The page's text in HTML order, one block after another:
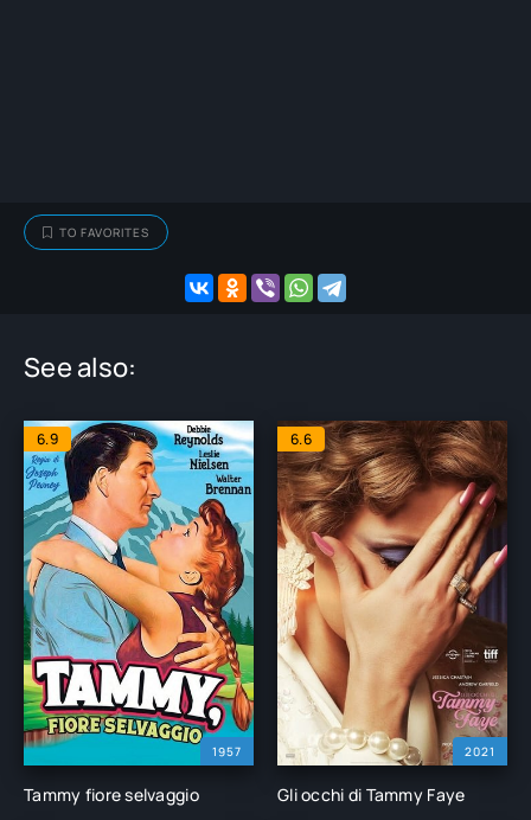
TO FAVORITES
See also:
1957
6.9
Tammy fiore selvaggio
2021
6.6
Gli occhi di Tammy Faye